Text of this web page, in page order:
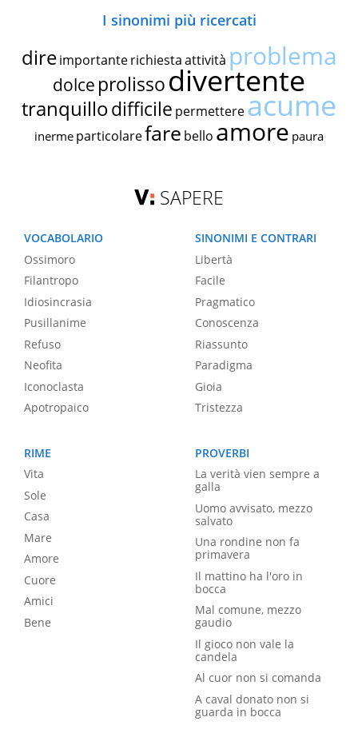
I sinonimi più ricercati
dire importante richiestaattività problema
dolce prolissodivertente
tranquillodifficile permettereacume
inerme particolarefare bello amore paura
SAPERE
VOCABOLARIO
Ossimoro
Filantropo
Idiosincrasia
Pusillanime
Refuso
Neofita
Iconoclasta
Apotropaico
SINONIMI E CONTRARI
Libertà
Facile
Pragmatico
Conoscenza
Riassunto
Paradigma
Gioia
Tristezza
RIME
Vita
Sole
Casa
Mare
Amore
Cuore
Amici
Bene
PROVERBI
La verità vien sempre a
galla
Uomo avvisato, mezzo
salvato
Una rondine non fa
primavera
Il mattino ha l'oro in
bocca
Mal comune, mezzo
gaudio
Il gioco non vale la
candela
Al cuor non si comanda
A caval donato non si
guarda in bocca